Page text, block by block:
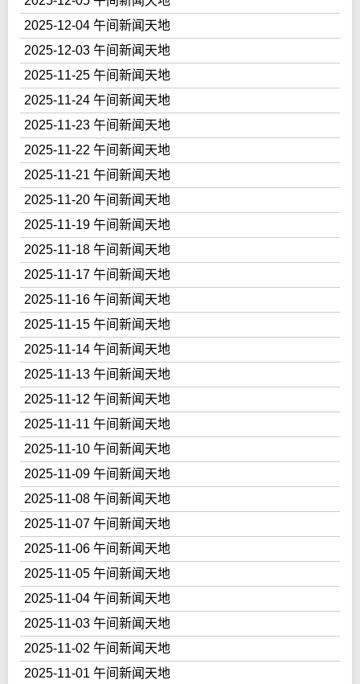
2025-12-04 午间新闻天地
2025-12-03 午间新闻天地
2025-11-25 午间新闻天地
2025-11-24 午间新闻天地
2025-11-23 午间新闻天地
2025-11-22 午间新闻天地
2025-11-21 午间新闻天地
2025-11-20 午间新闻天地
2025-11-19 午间新闻天地
2025-11-18 午间新闻天地
2025-11-17 午间新闻天地
2025-11-16 午间新闻天地
2025-11-15 午间新闻天地
2025-11-14 午间新闻天地
2025-11-13 午间新闻天地
2025-11-12 午间新闻天地
2025-11-11 午间新闻天地
2025-11-10 午间新闻天地
2025-11-09 午间新闻天地
2025-11-08 午间新闻天地
2025-11-07 午间新闻天地
2025-11-06 午间新闻天地
2025-11-05 午间新闻天地
2025-11-04 午间新闻天地
2025-11-03 午间新闻天地
2025-11-02 午间新闻天地
2025-11-01 午间新闻天地